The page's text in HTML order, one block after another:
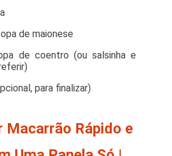
de maionese
de coentro (ou salsinha e
para finalizar)
Macarrão Rápido e